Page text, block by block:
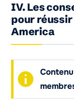
IV. Les
pour
America